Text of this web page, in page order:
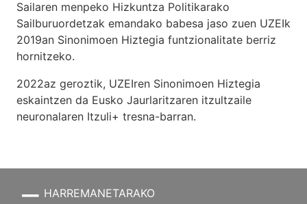
Sailaren menpeko Hizkuntza Politikarako
Sailburuordetzak emandako babesa jaso zuen UZEIk
2019an Sinonimoen Hiztegia funtzionalitate berriz
hornitzeko.
2022az geroztik, UZEIren Sinonimoen Hiztegia
eskaintzen da Eusko Jaurlaritzaren itzultzaile
neuronalaren Itzuli+ tresna-barran.
HARREMANETARAKO